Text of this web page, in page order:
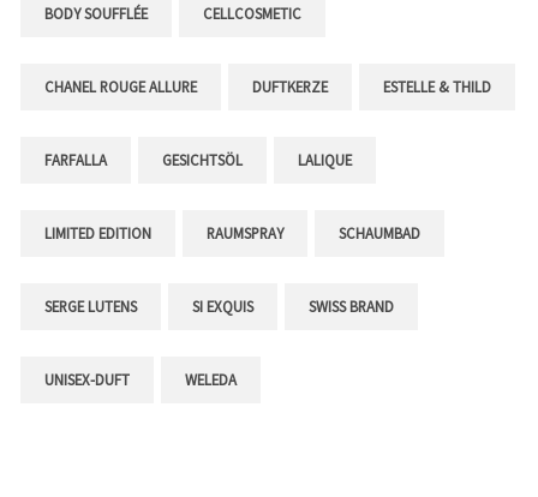
BODY SOUFFLÉE CELLCOSMETIC
CHANEL ROUGE ALLURE DUFTKERZE ESTELLE & THILD
FARFALLA GESICHTSÖL LALIQUE
LIMITED EDITION RAUMSPRAY SCHAUMBAD
SERGE LUTENS SI EXQUIS SWISS BRAND
UNISEX-DUFT WELEDA